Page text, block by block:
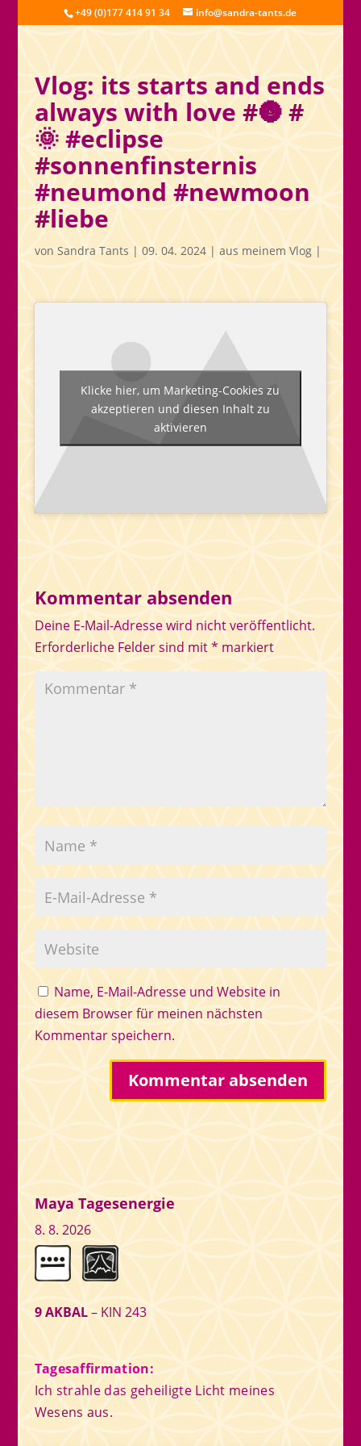
+49 (0)177 414 91 34 info@sandra-tants.de
Vlog: its starts and ends
always with love #🌚 #
🌞 #eclipse
#sonnenfinsternis
#neumond #newmoon
#liebe
von Sandra Tants|09. 04. 2024| aus meinem Vlog|
Klicke hier, um Marketing-Cookies zu
akzeptieren und diesen Inhalt zu
aktivieren
Kommentar absenden
Deine E-Mail-Adresse wird nicht veröffentlicht.
Erforderliche Felder sind mit* markiert
Name, E-Mail-Adresse und Website in
diesem Browser für meinen nächsten
Kommentar speichern.
Maya Tagesenergie
8. 8. 2026
9 AKBAL– KIN 243
Tagesaffirmation:
Ich strahle das geheiligte Licht meines
Wesens aus.